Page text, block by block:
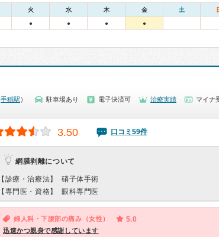
火 水 木 金 土
● ● ● ●
手稲駅 ） 駐車場あり 電子決済可 治療実績
マイナ
3.50 口コミ59件
網膜剥離について
【診療・治療法】
硝子体手術
【専門医・資格】
眼科専門医
婦人科・下腹部の痛み（女性） 5.0
迅速かつ親身で感謝しています